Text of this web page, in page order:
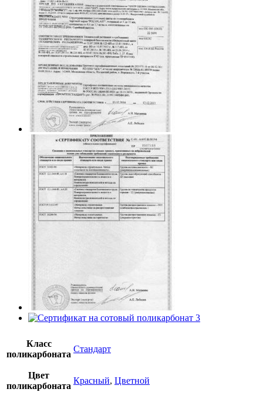
Класс
поликарбоната
Стандарт
Цвет
поликарбоната
Красный, Цветной